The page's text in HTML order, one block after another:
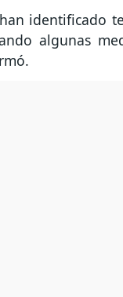
identificado
algunas